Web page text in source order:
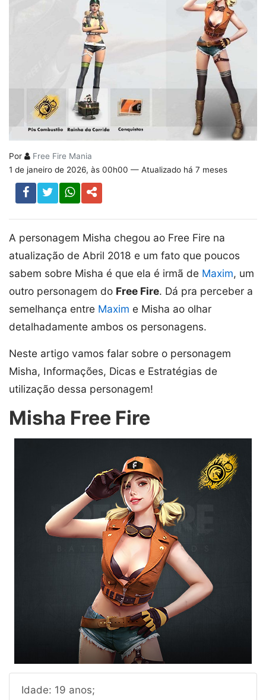
Por
Free Fire Mania
1 de janeiro de 2026, às 00h00 — Atualizado há 7 meses
A personagem Misha chegou ao Free Fire na
atualização de Abril 2018 e um fato que poucos
sabem sobre Misha é que ela é irmã de Maxim, um
outro personagem do Free Fire. Dá pra perceber a
semelhança entre Maxim e Misha ao olhar
detalhadamente ambos os personagens.
Neste artigo vamos falar sobre o personagem
Misha, Informações, Dicas e Estratégias de
utilização dessa personagem!
Misha Free Fire
Idade: 19 anos;